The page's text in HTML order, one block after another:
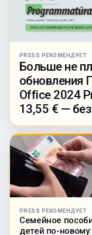
PRESS РЕКОМЕНДУЕТ
Больше не
обновления
Office 2024
13,55 € —
PRESS РЕКОМЕНДУЕТ
Семейное
детей по-